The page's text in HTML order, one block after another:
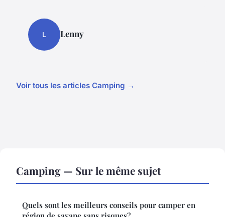
L Lenny
Voir tous les articles Camping →
Camping — Sur le même sujet
Quels sont les meilleurs conseils pour camper en